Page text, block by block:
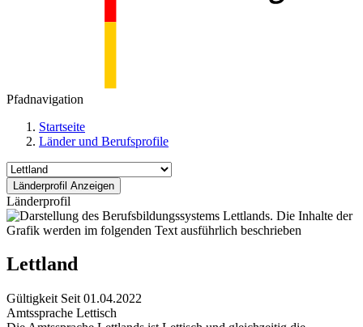
Pfadnavigation
Startseite
Länder und Berufsprofile
Länderprofil
Lettland
Gültigkeit Seit 01.04.2022
Amtssprache Lettisch